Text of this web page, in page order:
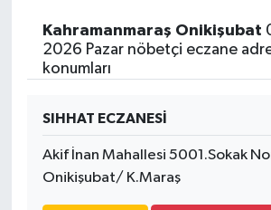
Kahramanmaraş Onikişubat
2026 Pazar nöbetçi eczane
konumları
SIHHAT ECZANESİ
Akif İnan Mahallesi 5001.Sokak
Onikişubat/ K.Maraş